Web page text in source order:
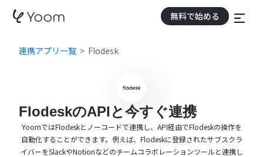
無料で始める
連携アプリ一覧 Flodesk
FlodeskのAPIと今すぐ連携
YoomではFlodeskとノーコードで連携し、API経由でFlodeskの操作を
自動化することができます。例えば、Flodeskに登録されたサブスクラ
イバーをSlackやNotionなどのチームコラボレーションツールと連携し